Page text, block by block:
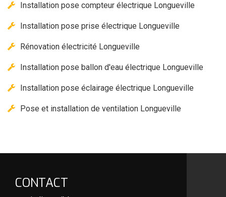
Installation pose compteur électrique Longueville
Installation pose prise électrique Longueville
Rénovation électricité Longueville
Installation pose ballon d'eau électrique Longueville
Installation pose éclairage électrique Longueville
Pose et installation de ventilation Longueville
CONTACT